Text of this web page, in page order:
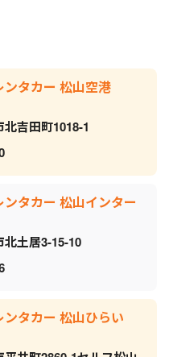
タカー 松山空港
吉田町1018-1
タカー 松山インター
土居3-15-10
タカー 松山ひらい